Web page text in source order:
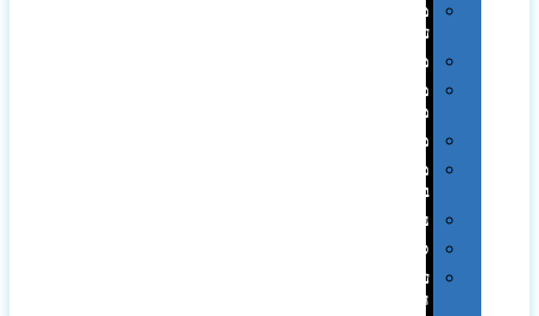
מוצרי
עור
מחברות
מחזיקי
מפתחות
משחקים
מתנה
בפחית
נסיעות
ספורט
על
השולחן…